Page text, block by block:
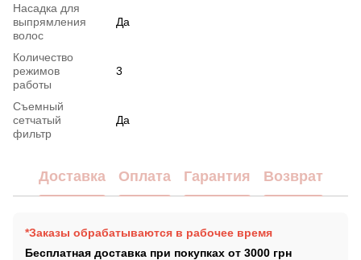
Насадка для
выпрямления
волос
Да
Количество
режимов
работы
3
Съемный
сетчатый
фильтр
Да
Доставка Оплата Гарантия Возврат
*Заказы обрабатываются в рабочее время
Бесплатная доставка при покупках от 3000 грн